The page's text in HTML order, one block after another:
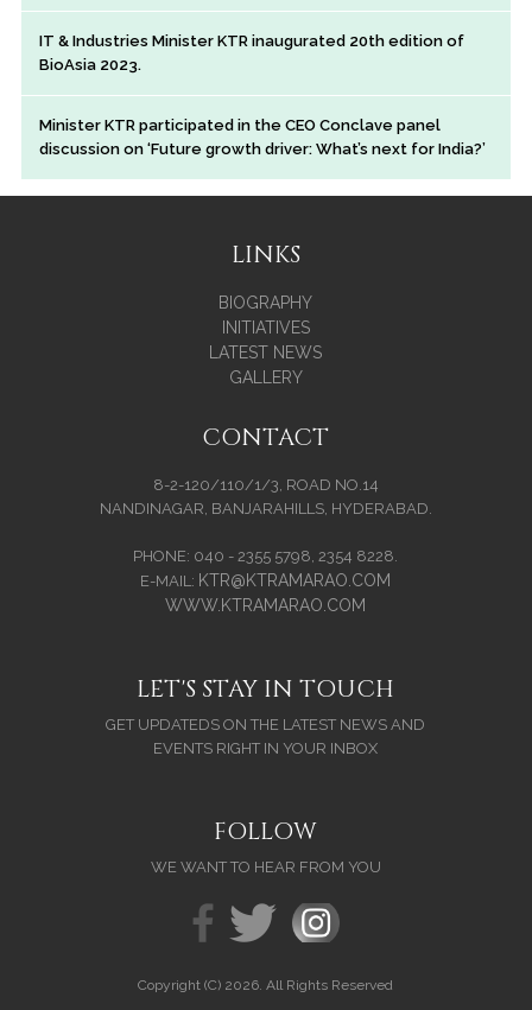
IT & Industries Minister KTR inaugurated 20th edition of
BioAsia 2023.
Minister KTR participated in the CEO Conclave panel
discussion on ‘Future growth driver: What’s next for India?’
LINKS
BIOGRAPHY
INITIATIVES
LATEST NEWS
GALLERY
CONTACT
8-2-120/110/1/3, ROAD NO.14
NANDINAGAR, BANJARAHILLS, HYDERABAD.
PHONE: 040 - 2355 5798, 2354 8228.
E-MAIL: KTR@KTRAMARAO.COM
WWW.KTRAMARAO.COM
LET'S STAY IN TOUCH
GET UPDATEDS ON THE LATEST NEWS AND
EVENTS RIGHT IN YOUR INBOX
FOLLOW
WE WANT TO HEAR FROM YOU
Copyright (C) 2026. All Rights Reserved